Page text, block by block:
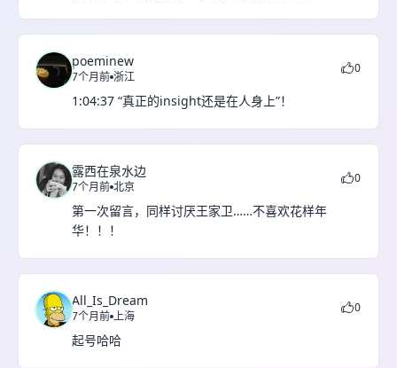
poeminew
7个月前 浙江
0
1:04:37 “真正的insight还是在人身上”！
露西在泉水边
7个月前 北京
0
第一次留言，同样讨厌王家卫……不喜欢花样年
华！！！
All_Is_Dream
7个月前 上海
0
起号哈哈